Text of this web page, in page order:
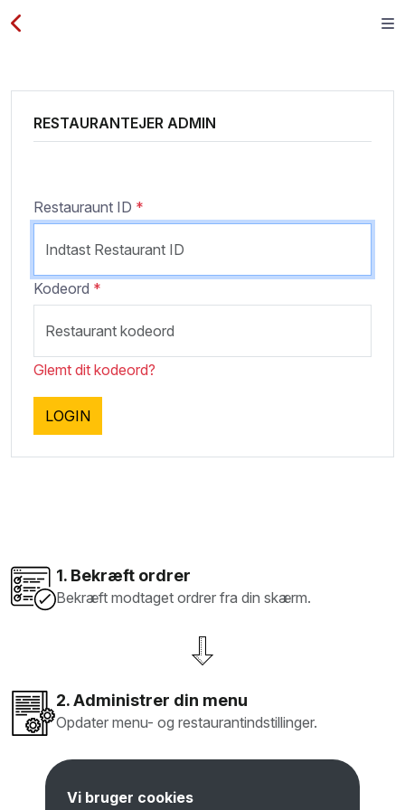
Vi bruger cookies
RESTAURANTEJER ADMIN
Restauraunt ID *
Kodeord *
Glemt dit kodeord?
1. Bekræft ordrer
Bekræft modtaget ordrer fra din skærm.
2. Administrer din menu
Opdater menu- og restaurantindstillinger.